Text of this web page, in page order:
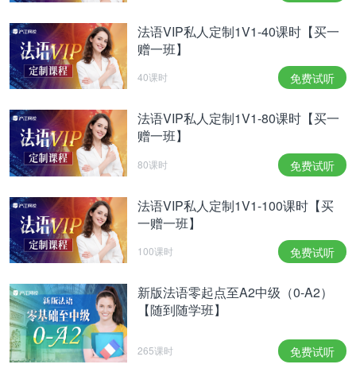
法语VIP私人定制1V1-40课时【买一
赠一班】
40课时 免费试听
法语VIP私人定制1V1-80课时【买一
赠一班】
80课时 免费试听
法语VIP私人定制1V1-100课时【买
一赠一班】
100课时 免费试听
新版法语零起点至A2中级（0-A2）
【随到随学班】
265课时 免费试听